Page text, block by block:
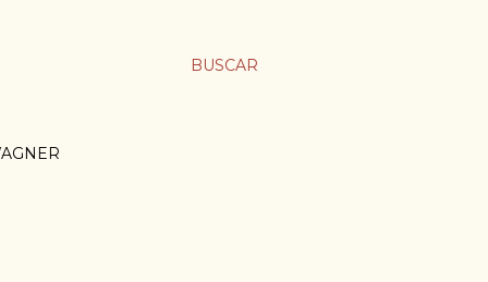
BUSCAR